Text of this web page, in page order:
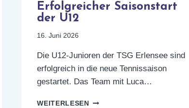
Erfolgreicher Saisonstart
der U12
16. Juni 2026
Die U12-Junioren der TSG Erlensee sind
erfolgreich in die neue Tennissaison
gestartet. Das Team mit Luca…
WEITERLESENERFOLGREICHER